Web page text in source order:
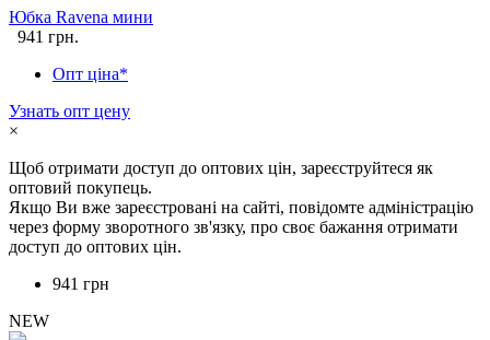
Юбка Ravena мини
941 грн.
Опт ціна*
Узнать опт цену
×
Щоб отримати доступ до оптових цін, зареєструйтеся як
оптовий покупець.
Якщо Ви вже зареєстровані на сайті, повідомте адміністрацію
через форму зворотного зв'язку, про своє бажання отримати
доступ до оптових цін.
941 грн
NEW